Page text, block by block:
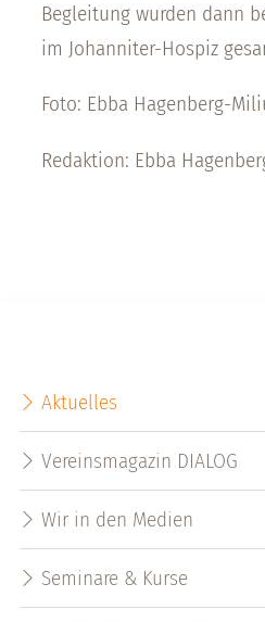
Begleitung wurden dann
im Johanniter-Hospiz
Foto: Ebba Hagenberg-
Redaktion: Ebba
Aktuelles
Vereinsmagazin DIALOG
Wir in den Medien
Seminare & Kurse